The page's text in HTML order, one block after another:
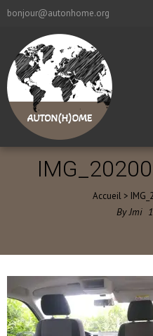
bonjour@autonhome.org
Accueil >
ByJmi